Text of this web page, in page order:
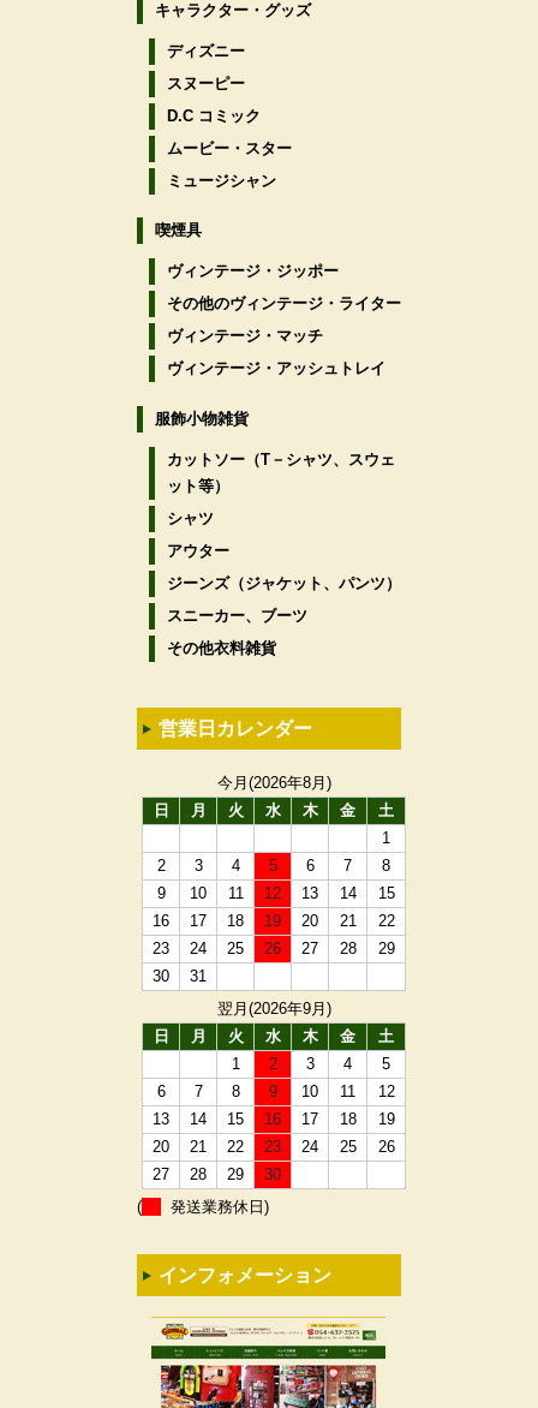
キャラクター・グッズ
ディズニー
スヌーピー
D.C コミック
ムービー・スター
ミュージシャン
喫煙具
ヴィンテージ・ジッポー
その他のヴィンテージ・ライター
ヴィンテージ・マッチ
ヴィンテージ・アッシュトレイ
服飾小物雑貨
カットソー（T－シャツ、スウェ
ット等）
シャツ
アウター
ジーンズ（ジャケット、パンツ）
スニーカー、ブーツ
その他衣料雑貨
営業日カレンダー
今月(2026年8月)
日
月 火 水 木 金
土
1
2
3 4 5 6 7
8
9
10 11 12 13 14
15
16
17 18 19 20 21
22
23
24 25 26 27 28
29
30
31
翌月(2026年9月)
日
月 火 水 木 金
土
1
2 3 4
5
6
7 8 9 10 11
12
13
14 15 16 17 18
19
20
21 22 23 24 25
26
27
28 29
30
(
発送業務休日)
インフォメーション